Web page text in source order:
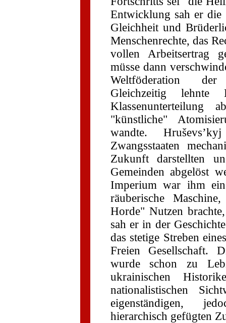
Entwicklung sah er die
Gleichheit und
Menschenrechte, das
vollen Arbeitsertrag
müsse dann
Weltföderation der
Gleichzeitig lehnte
"künstliche"
wandte.
Zwangsstaaten
Zukunft darstellten
Gemeinden abgelöst
Imperium war ihm
räuberische
Horde" Nutzen
sah er in der
das stetige Streben
Freien Gesellschaft.
wurde schon zu
ukrainischen
nationalistischen
eigenständigen,
hierarchisch gefügten